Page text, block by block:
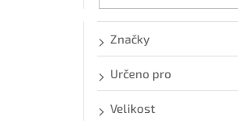
Značky
Určeno pro
Velikost